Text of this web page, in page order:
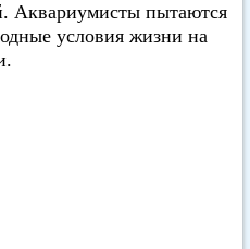
Аквариумисты пытаются
условия жизни на